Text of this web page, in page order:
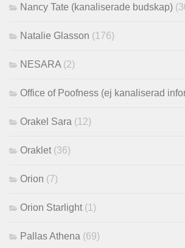
Nancy Tate (kanaliserade budskap)
Natalie Glasson (176)
NESARA (2)
Office of Poofness (ej kanaliserad
Orakel Sara (12)
Oraklet (36)
Orion (7)
Orion Starlight (1)
Pallas Athena (69)